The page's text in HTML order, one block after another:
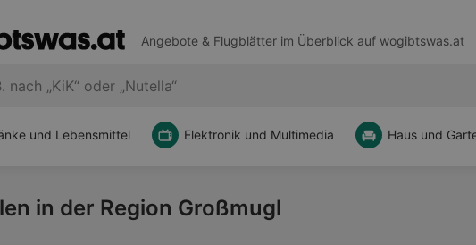
Angebote & Flugblätter im Überblick auf wogibtswas.at
und Lebensmittel Elektronik und Multimedia Haus und
in der Region Großmugl